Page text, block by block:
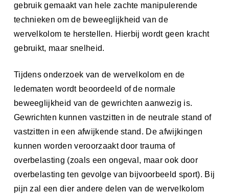
gebruik gemaakt van hele zachte manipulerende
technieken om de beweeglijkheid van de
wervelkolom te herstellen. Hierbij wordt geen kracht
gebruikt, maar snelheid.
Tijdens onderzoek van de wervelkolom en de
ledematen wordt beoordeeld of de normale
beweeglijkheid van de gewrichten aanwezig is.
Gewrichten kunnen vastzitten in de neutrale stand of
vastzitten in een afwijkende stand. De afwijkingen
kunnen worden veroorzaakt door trauma of
overbelasting (zoals een ongeval, maar ook door
overbelasting ten gevolge van bijvoorbeeld sport). Bij
pijn zal een dier andere delen van de wervelkolom